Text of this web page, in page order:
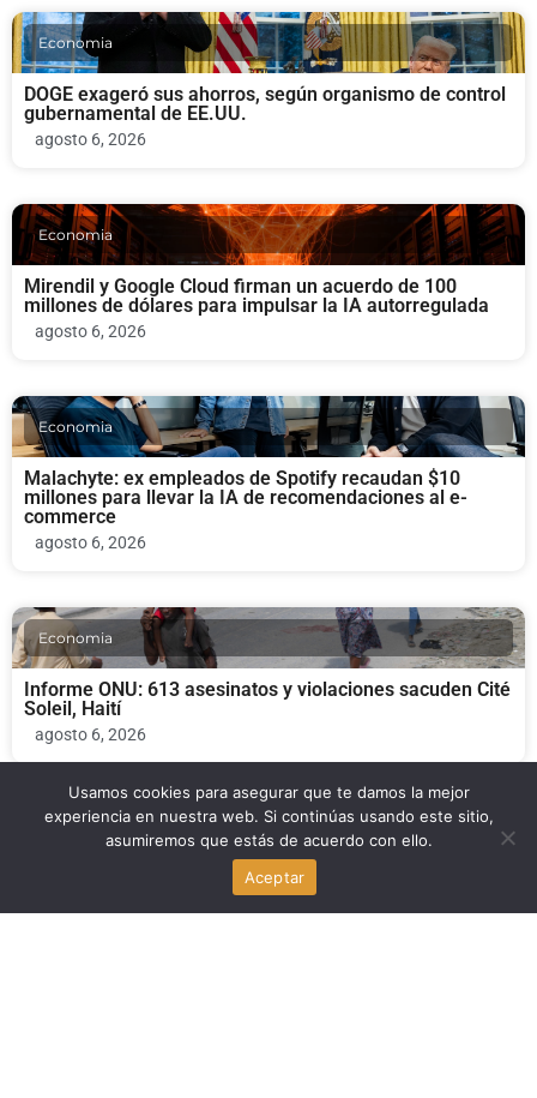
Economia
DOGE exageró sus ahorros, según organismo de control
gubernamental de EE.UU.
agosto 6, 2026
Economia
Mirendil y Google Cloud firman un acuerdo de 100
millones de dólares para impulsar la IA autorregulada
agosto 6, 2026
Economia
Malachyte: ex empleados de Spotify recaudan $10
millones para llevar la IA de recomendaciones al e-
commerce
agosto 6, 2026
Economia
Informe ONU: 613 asesinatos y violaciones sacuden Cité
Soleil, Haití
agosto 6, 2026
Economia
Flagler Street Renace: La Reconstrucción que Devuelve
la Vida al Corazón de Miami
Usamos cookies para asegurar que te damos la mejor
experiencia en nuestra web. Si continúas usando este sitio,
asumiremos que estás de acuerdo con ello.
Aceptar